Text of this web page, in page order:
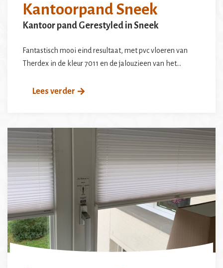
Kantoorpand Sneek
Kantoor pand Gerestyled in Sneek
Fantastisch mooi eind resultaat, met pvc vloeren van
Therdex in de kleur 7011 en de jalouzieen van het…
Lees verder